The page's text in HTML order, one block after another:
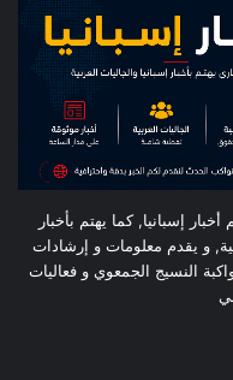
إسبانيا, كما يهتم بأخبار
و يقدم معلومات و إرشادات
النسيج الجمعوي و فعاليات